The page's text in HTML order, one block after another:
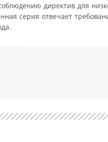
директив для
серия отвечает